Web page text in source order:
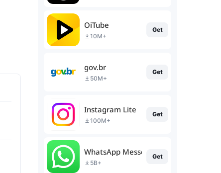
OiTube
10M+
Get
gov.br
50M+
Get
Instagram Lite
100M+
Get
WhatsApp Messenger
5B+
Get